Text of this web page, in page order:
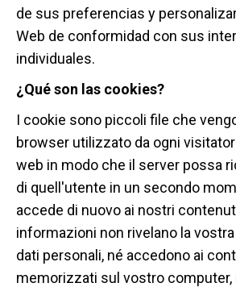
de sus preferencias y
Web de conformidad con sus
individuales.
¿Qué son las cookies?
I cookie sono piccoli file che
browser utilizzato da ogni
web in modo che il server possa
di quell'utente in un secondo
accede di nuovo ai nostri
informazioni non rivelano la
dati personali, né accedono ai
memorizzati sul vostro